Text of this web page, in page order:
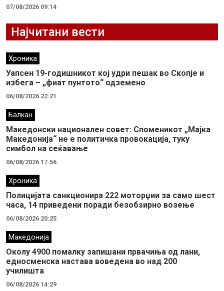
07/08/2026 09:14
Најчитани вести
Хроника
Уапсен 19-годишникот кој удри пешак во Скопје и
избега – „фиат пунтото“ одземено
06/08/2026 22:21
Балкан
Македонски национален совет: Споменикот „Мајка
Македонија“ не е политичка провокација, туку
симбол на сеќавање
06/08/2026 17:56
Хроника
Полицијата санкционира 222 моторџии за само шест
часа, 14 приведени поради безобѕирно возење
06/08/2026 20:25
Македонија
Околу 4900 помалку запишани првачиња од лани,
едносменска настава воведена во над 200
училишта
06/08/2026 14:29